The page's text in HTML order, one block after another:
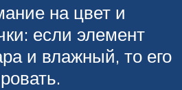
на цвет и
если элемент
и влажный, то его